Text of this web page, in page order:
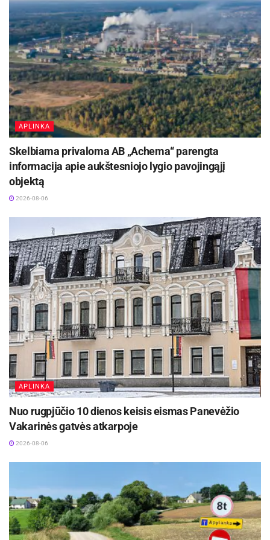
bet svarbiausia – vasaros laukimą Ukmergėje.
Šaltinis: Ukmergės rajono savivaldybė
APLINKA
Skelbiama privaloma AB „Achema“ parengta
informacija apie aukštesniojo lygio pavojingąjį
objektą
2026-08-06
APLINKA
Nuo rugpjūčio 10 dienos keisis eismas Panevėžio
Vakarinės gatvės atkarpoje
2026-08-06